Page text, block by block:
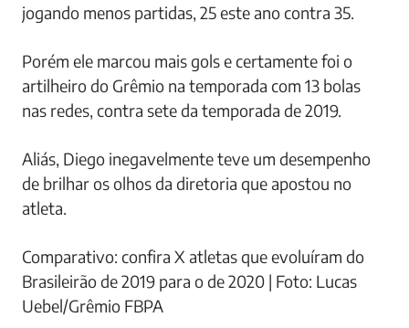
jogando menos partidas, 25 este ano contra 35.
Porém ele marcou mais gols e certamente foi o
artilheiro do Grêmio na temporada com 13 bolas
nas redes, contra sete da temporada de 2019.
Aliás, Diego inegavelmente teve um desempenho
de brilhar os olhos da diretoria que apostou no
atleta.
Comparativo: confira X atletas que evoluíram do
Brasileirão de 2019 para o de 2020 | Foto: Lucas
Uebel/Grêmio FBPA